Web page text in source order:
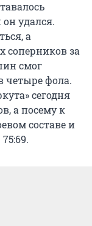
удался.
а
соперников за
смог
четыре фола.
сегодня
а посему к
составе и